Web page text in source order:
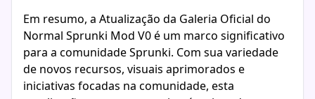
Em resumo, a Atualização da Galeria Oficial do
Normal Sprunki Mod V0 é um marco significativo
para a comunidade Sprunki. Com sua variedade
de novos recursos, visuais aprimorados e
iniciativas focadas na comunidade, esta